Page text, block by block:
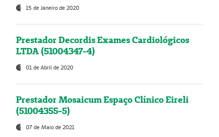
15 de Janeiro de 2020
Prestador Decordis Exames Cardiológicos
LTDA (51004347-4)
01 de Abril de 2020
Prestador Mosaicum Espaço Clínico Eireli
(51004355-5)
07 de Maio de 2021